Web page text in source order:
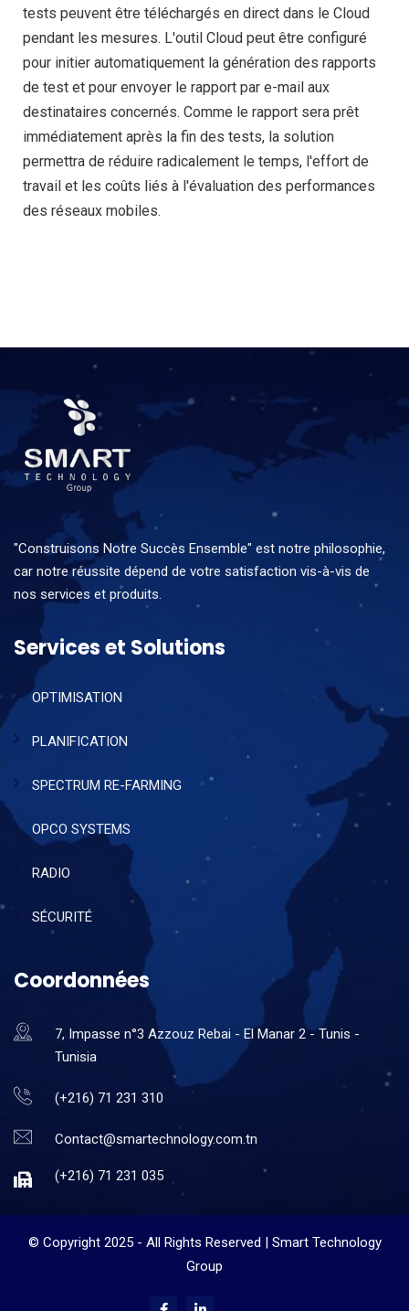
tests peuvent être téléchargés en direct dans le Cloud
pendant les mesures. L'outil Cloud peut être configuré
pour initier automatiquement la génération des rapports
de test et pour envoyer le rapport par e-mail aux
destinataires concernés. Comme le rapport sera prêt
immédiatement après la fin des tests, la solution
permettra de réduire radicalement le temps, l'effort de
travail et les coûts liés à l'évaluation des performances
des réseaux mobiles.
"Construisons Notre Succès Ensemble" est notre philosophie,
car notre réussite dépend de votre satisfaction vis-à-vis de
nos services et produits.
Services et Solutions
OPTIMISATION
PLANIFICATION
SPECTRUM RE-FARMING
OPCO SYSTEMS
RADIO
SÉCURITÉ
Coordonnées
7, Impasse n°3 Azzouz Rebai - El Manar 2 - Tunis -
Tunisia
(+216) 71 231 310
Contact@smartechnology.com.tn
(+216) 71 231 035
© Copyright 2025 - All Rights Reserved | Smart Technology
Group